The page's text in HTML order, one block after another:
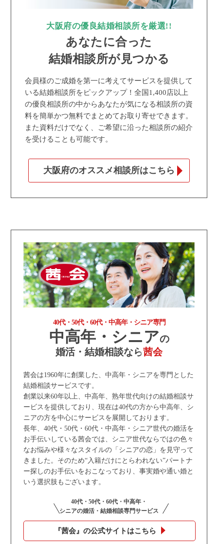
大阪府の優良結婚相談所を厳選!!
あなたに合った
結婚相談所が見つかる
会員様のご成婚を第一に考えてサービスを提供して
いる結婚相談所をピックアップ！全国1,400店以上
の優良相談所の中からあなたが気になる相談所の資
料を簡単かつ無料でまとめてお取り寄せできます。
また資料だけでなく、ご希望に沿った相談所の紹介
を受けることも可能です。
大阪府のオススメ相談所はこちら
40代・50代・60代・中高年・シニア専門
中高年・シニアの
婚活・結婚相談なら茜会
茜会は1960年に創業した、中高年・シニアを専門とした
結婚相談サービスです。
創業以来60年以上、中高年、熟年世代向けの結婚相談サ
ービスを提供しており、現在は40代の方から中高年、シ
ニアの方を中心にサービスを展開しております。
長年、40代・50代・60代・中高年・シニア世代の婚活を
お手伝いしている茜会では、シニア世代ならではの色々
なお悩みや様々なスタイルの「シニアの恋」を見守って
きました。そのため“入籍だけにとらわれない”パートナ
ー探しのお手伝いをおこなっており、事実婚や通い婚と
いう選択肢もございます。
40代・50代・60代・中高年・
シニアの婚活・結婚相談専門サービス
『茜会』の公式サイトはこちら